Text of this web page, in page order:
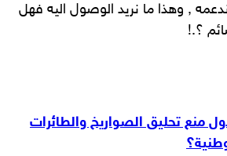
, وهذا ما نريد الوصول اليه فهل
؟.!
منع تحليق الصواريخ والطائرات